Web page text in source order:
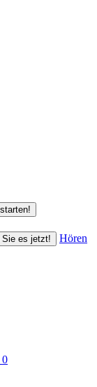
Sie es jetzt!
Hören
0